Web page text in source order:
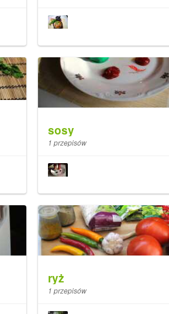
sosy
1 przepisów
ryż
1 przepisów